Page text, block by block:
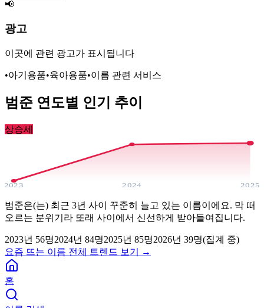
📢
광고
이곳에 관련 광고가 표시됩니다
•아기용품•육아용품•이름 관련 서비스
범준 연도별 인기 추이
상승세
2023 2024 2025
범준은(는) 최근 3년 사이 꾸준히 늘고 있는 이름이에요. 막 떠
오르는 분위기라 또래 사이에서 신선하게 받아들여집니다.
2023년 56명2024년 84명2025년 85명2026년 39명(집계 중)
요즘 뜨는 이름 전체 트렌드 보기 →
홈